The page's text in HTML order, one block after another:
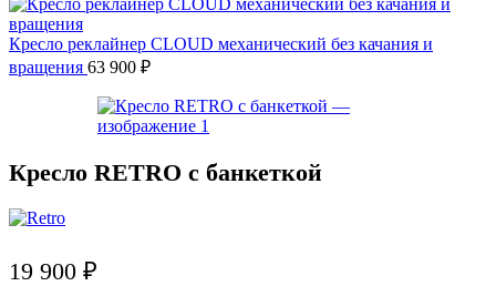
Кресло реклайнер CLOUD механический без качания и
вращения 63 900 ₽
Кресло RETRO с банкеткой
19 900 ₽